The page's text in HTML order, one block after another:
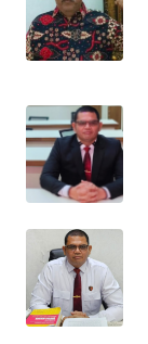
RIAU
WN
JAMBI
WN
SULTRA
WN
NTB